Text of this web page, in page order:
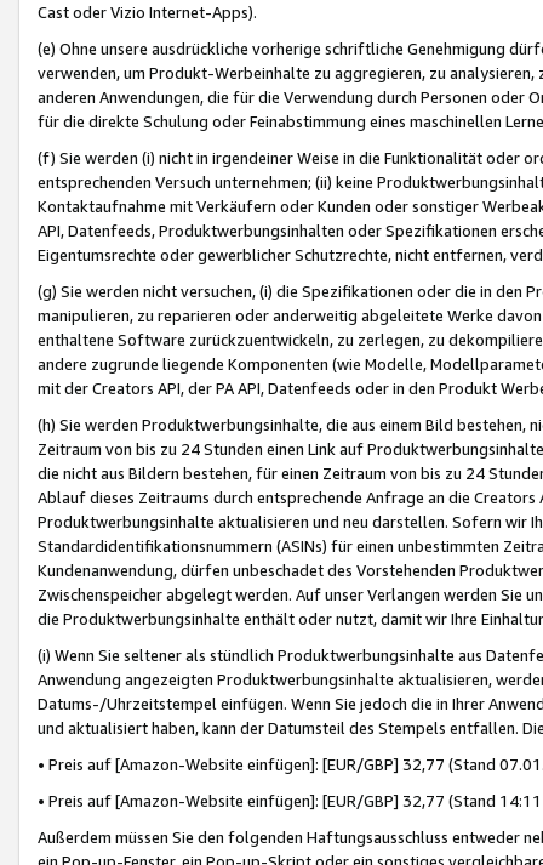
Cast oder Vizio Internet-Apps).
(e) Ohne unsere ausdrückliche vorherige schriftliche Genehmigung
verwenden, um Produkt-Werbeinhalte zu aggregieren, zu
anderen Anwendungen, die für die Verwendung durch Personen
für die direkte Schulung oder Feinabstimmung eines maschinellen
(f) Sie werden (i) nicht in irgendeiner Weise in die Funktionalität oder
entsprechenden Versuch unternehmen; (ii) keine
Kontaktaufnahme mit Verkäufern oder Kunden oder sonstiger
API, Datenfeeds, Produktwerbungsinhalten oder Spezifikationen
Eigentumsrechte oder gewerblicher Schutzrechte, nicht entfernen,
(g) Sie werden nicht versuchen, (i) die Spezifikationen oder die in
manipulieren, zu reparieren oder anderweitig abgeleitete Werke
enthaltene Software zurückzuentwickeln, zu zerlegen, zu
andere zugrunde liegende Komponenten (wie Modelle,
mit der Creators API, der PA API, Datenfeeds oder in den Produkt
(h) Sie werden Produktwerbungsinhalte, die aus einem Bild bestehen,
Zeitraum von bis zu 24 Stunden einen Link auf
die nicht aus Bildern bestehen, für einen Zeitraum von bis zu 24
Ablauf dieses Zeitraums durch entsprechende Anfrage an die
Produktwerbungsinhalte aktualisieren und neu darstellen. Sofern wir
Standardidentifikationsnummern (ASINs) für einen unbestimmten
Kundenanwendung, dürfen unbeschadet des Vorstehenden
Zwischenspeicher abgelegt werden. Auf unser Verlangen werden Sie
die Produktwerbungsinhalte enthält oder nutzt, damit wir Ihre
(i) Wenn Sie seltener als stündlich Produktwerbungsinhalte aus
Anwendung angezeigten Produktwerbungsinhalte aktualisieren,
Datums-/Uhrzeitstempel einfügen. Wenn Sie jedoch die in Ihrer
und aktualisiert haben, kann der Datumsteil des Stempels entfallen.
• Preis auf [Amazon-Website einfügen]: [EUR/GBP] 32,77 (Stand
• Preis auf [Amazon-Website einfügen]: [EUR/GBP] 32,77 (Stand
Außerdem müssen Sie den folgenden Haftungsausschluss entweder
ein Pop-up-Fenster, ein Pop-up-Skript oder ein sonstiges